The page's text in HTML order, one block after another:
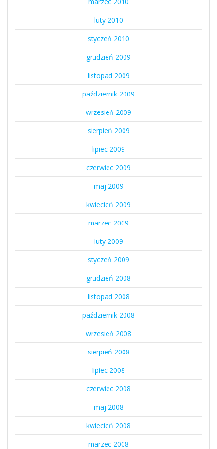
luty 2010
styczeń 2010
grudzień 2009
listopad 2009
październik 2009
wrzesień 2009
sierpień 2009
lipiec 2009
czerwiec 2009
maj 2009
kwiecień 2009
marzec 2009
luty 2009
styczeń 2009
grudzień 2008
listopad 2008
październik 2008
wrzesień 2008
sierpień 2008
lipiec 2008
czerwiec 2008
maj 2008
kwiecień 2008
marzec 2008